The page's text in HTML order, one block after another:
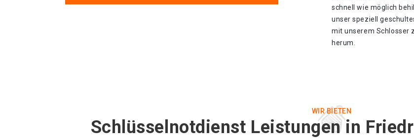
schnell wie möglich
unser speziell
mit unserem Schlosser
herum.
WIR BIETEN
Schlüsselnotdienst Leistungen in